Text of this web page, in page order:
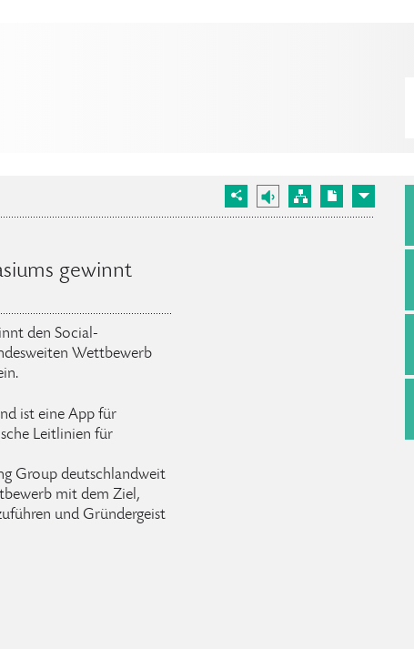
gewinnt
den Social-
Wettbewerb
ist eine App für
Leitlinien für
Group deutschlandweit
mit dem Ziel,
und Gründergeist